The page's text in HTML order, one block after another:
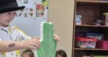
Ochrana osobných
údajov – GDPR
Vzdelávanie
zamestnancov